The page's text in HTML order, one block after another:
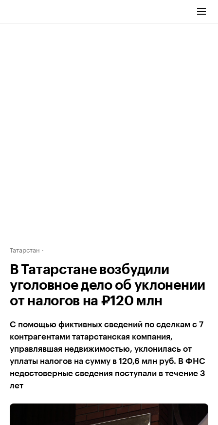
Татарстан
В Татарстане возбудили
уголовное дело об уклонении
от налогов на ₽120 млн
С помощью фиктивных сведений по сделкам с 7
контрагентами татарстанская компания,
управлявшая недвижимостью, уклонилась от
уплаты налогов на сумму в 120,6 млн руб. В ФНС
недостоверные сведения поступали в течение 3
лет